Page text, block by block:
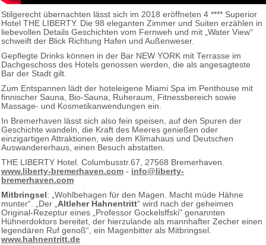
Stilgerecht übernachten lässt sich im 2018 eröffneten 4 **** Superior
Hotel THE LIBERTY. Die 98 eleganten Zimmer und Suiten erzählen in
liebevollen Details Geschichten vom Fernweh und mit „Water View“
schweift der Blick Richtung Hafen und Außenweser.
Gepflegte Drinks können in der Bar NEW YORK mit Terrasse im
Dachgeschoss des Hotels genossen werden, die als angesagteste
Bar der Stadt gilt.
Zum Entspannen lädt der hoteleigene Miami Spa im Penthouse mit
finnischer Sauna, Bio-Sauna, Ruheraum, Fitnessbereich sowie
Massage- und Kosmetikanwendungen ein.
In Bremerhaven lässt sich also fein speisen, auf den Spuren der
Geschichte wandeln, die Kraft des Meeres genießen oder
einzigartigen Attraktionen, wie dem Klimahaus und Deutschen
Auswandererhaus, einen Besuch abstatten.
THE LIBERTY Hotel. Columbusstr.67, 27568 Bremerhaven.
www.liberty-bremerhaven.com - info@liberty-
bremerhaven.com
Mitbringsel : „Wohlbehagen für den Magen. Macht müde Hähne
munter“. „Der „Altleher Hahnentritt“ wird nach der geheimen
Original-Rezeptur eines „Professor Gockelsffski" genannten
Hühnerdoktors bereitet, der hierzulande als mannhafter Zecher einen
legendären Ruf genoß“, ein Magenbitter als Mitbringsel.
www.hahnentritt.de